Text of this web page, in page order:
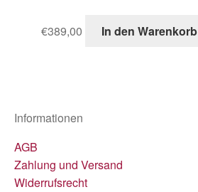
€389,00 In den Warenkorb
Informationen
AGB
Zahlung und Versand
Widerrufsrecht